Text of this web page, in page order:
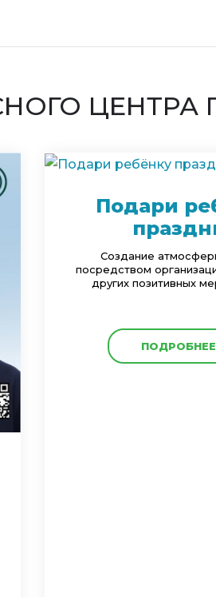
Подари
Создание
посредством
других позитивных
ПОДРОБНЕЕ